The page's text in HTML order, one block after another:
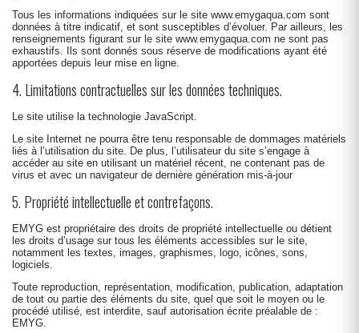
Tous les informations indiquées sur le site www.emygaqua.com sont
données à titre indicatif, et sont susceptibles d’évoluer. Par ailleurs, les
renseignements figurant sur le site www.emygaqua.com ne sont pas
exhaustifs. Ils sont donnés sous réserve de modifications ayant été
apportées depuis leur mise en ligne.
4. Limitations contractuelles sur les données techniques.
Le site utilise la technologie JavaScript.
Le site Internet ne pourra être tenu responsable de dommages matériels
liés à l’utilisation du site. De plus, l’utilisateur du site s’engage à
accéder au site en utilisant un matériel récent, ne contenant pas de
virus et avec un navigateur de dernière génération mis-à-jour
5. Propriété intellectuelle et contrefaçons.
EMYG est propriétaire des droits de propriété intellectuelle ou détient
les droits d’usage sur tous les éléments accessibles sur le site,
notamment les textes, images, graphismes, logo, icônes, sons,
logiciels.
Toute reproduction, représentation, modification, publication, adaptation
de tout ou partie des éléments du site, quel que soit le moyen ou le
procédé utilisé, est interdite, sauf autorisation écrite préalable de :
EMYG.